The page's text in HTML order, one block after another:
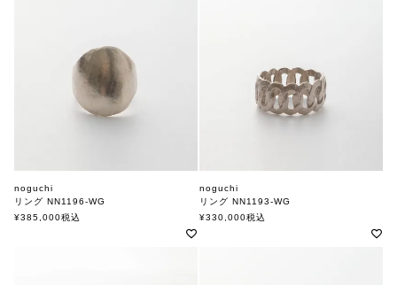
noguchi
リング NN1196-WG
ノグチ
¥385,000税込
noguchi
リング NN1193-WG
ノグチ
¥330,000税込